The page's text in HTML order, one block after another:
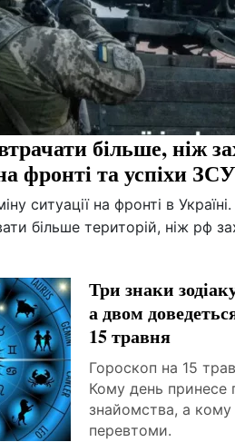
більше, ніж
фронті та успіхи ЗСУ
ситуації на фронті в
більше територій, ніж рф
Три знаки
а двом
15 травня
Гороскоп на 15
Кому день принесе
знайомства, а кому
перевтоми.